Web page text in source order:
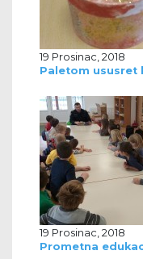
19 Prosinac, 2018
Paletom ususret
19 Prosinac, 2018
Prometna